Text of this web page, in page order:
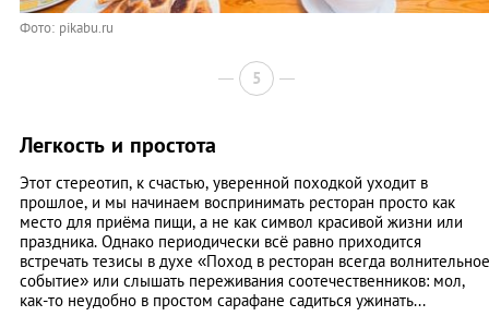
Фото: pikabu.ru
5
Легкость и простота
Этот стереотип, к счастью, уверенной походкой уходит в
прошлое, и мы начинаем воспринимать ресторан просто как
место для приёма пищи, а не как символ красивой жизни или
праздника. Однако периодически всё равно приходится
встречать тезисы в духе «Поход в ресторан всегда волнительное
событие» или слышать переживания соотечественников: мол,
как-то неудобно в простом сарафане садиться ужинать...